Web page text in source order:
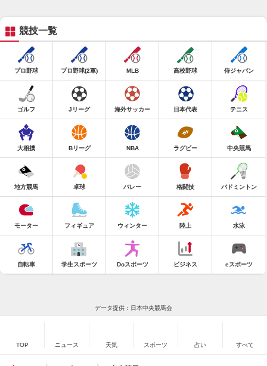
競技一覧
プロ野球 プロ野球(2軍) MLB 高校野球 侍ジャパン
ゴルフ Jリーグ 海外サッカー 日本代表 テニス
大相撲 Bリーグ NBA ラグビー 中央競馬
地方競馬 卓球 バレー 格闘技 バドミントン
モーター フィギュア ウィンター 陸上 水泳
自転車 学生スポーツ Doスポーツ ビジネス eスポーツ
データ提供：日本中央競馬会
TOP ニュース 天気 スポーツ 占い すべて